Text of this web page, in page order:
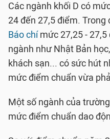
Các ngành khối D có
24 đến 27,5 điểm. Trong
Báo chímức 27,25 -
ngành như Nhật Bản
khách sạn... có sức hút
mức điểm chuẩn vừa
Một số ngành của
mức điểm chuẩn dao